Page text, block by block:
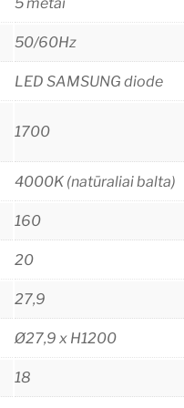
50/60Hz
LED SAMSUNG diode
1700
4000K (natūraliai balta)
160
20
27,9
Ø27,9 x H1200
18